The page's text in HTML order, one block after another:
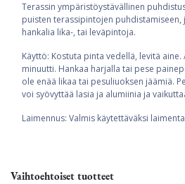
Terassin ympäristöystävällinen
puisten terassipintojen
hankalia lika-, tai leväpintoja.
Käyttö: Kostuta pinta vedellä, levitä
minuutti. Hankaa harjalla tai pese
ole enää likaa tai pesuliuoksen jäämiä.
voi syövyttää lasia ja alumiinia ja
Laimennus: Valmis käytettäväksi
Vaihtoehtoiset tuotteet